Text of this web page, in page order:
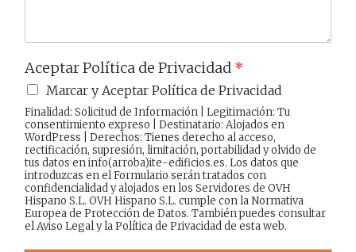
Aceptar Política de Privacidad *
Marcar y Aceptar Política de Privacidad
Finalidad: Solicitud de Información | Legitimación: Tu
consentimiento expreso | Destinatario: Alojados en
WordPress | Derechos: Tienes derecho al acceso,
rectificación, supresión, limitación, portabilidad y olvido de
tus datos en info(arroba)ite-edificios.es. Los datos que
introduzcas en el Formulario serán tratados con
confidencialidad y alojados en los Servidores de OVH
Hispano S.L. OVH Hispano S.L. cumple con la Normativa
Europea de Protección de Datos. También puedes consultar
elAviso Legaly laPolítica de Privacidadde esta web.